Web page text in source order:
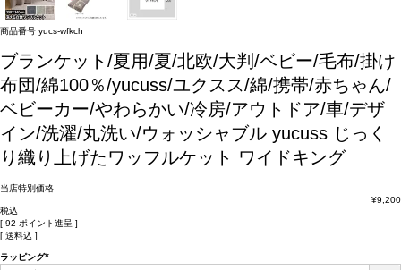
商品番号 yucs-wfkch
ブランケット/夏用/夏/北欧/大判/ベビー/毛布/掛け
布団/綿100％/yucuss/ユクスス/綿/携帯/赤ちゃん/
ベビーカー/やわらかい/冷房/アウトドア/車/デザ
イン/洗濯/丸洗い/ウォッシャブル yucuss じっく
り織り上げたワッフルケット ワイドキング
当店特別価格
¥9,200
税込
[ 92 ポイント進呈 ]
送料込
ラッピング